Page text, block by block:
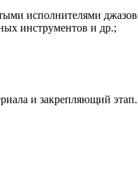
исполнителями
инструментов и др.;
и закрепляющий этап.